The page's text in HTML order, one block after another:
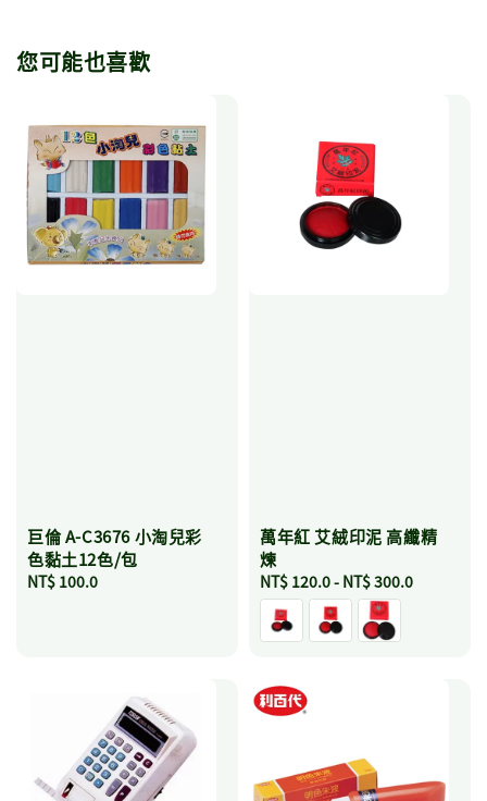
您可能也喜歡
巨倫 A-C3676 小淘兒彩
色黏土12色/包
Regular
NT$ 100.0
萬年紅 艾絨印泥 高纖精
煉
Regular
price
NT$ 120.0- NT$ 300.0